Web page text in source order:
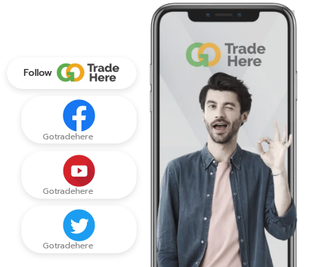
Follow
Gotradehere
Gotradehere
Gotradehere